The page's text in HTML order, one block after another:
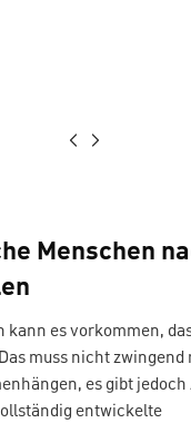
Menschen
kann es vorkommen,
muss nicht zwingend
es gibt
entwickelte